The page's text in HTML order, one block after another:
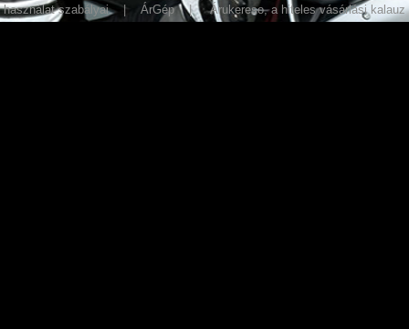
használat szabályai| ÁrGép|Árukereso, a hiteles vásárlási kalauz